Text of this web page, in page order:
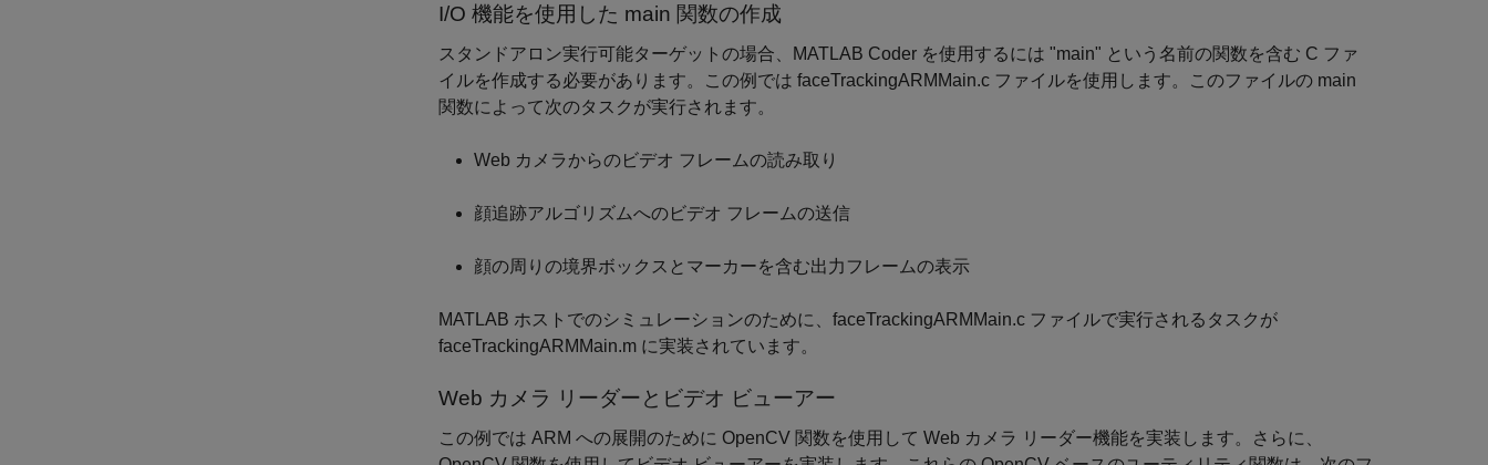
I/O 機能を使用した main 関数の作成
スタンドアロン実行可能ターゲットの場合、MATLAB Coder を使用するには "main" という名前の関数を含む C ファ
イルを作成する必要があります。この例では faceTrackingARMMain.c ファイルを使用します。このファイルの main
関数によって次のタスクが実行されます。
Web カメラからのビデオ フレームの読み取り
顔追跡アルゴリズムへのビデオ フレームの送信
顔の周りの境界ボックスとマーカーを含む出力フレームの表示
MATLAB ホストでのシミュレーションのために、faceTrackingARMMain.c ファイルで実行されるタスクが
faceTrackingARMMain.m に実装されています。
Web カメラ リーダーとビデオ ビューアー
この例では ARM への展開のために OpenCV 関数を使用して Web カメラ リーダー機能を実装します。さらに、